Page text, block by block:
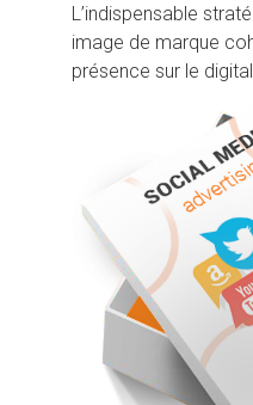
L’indispensable
image de marque
présence sur le